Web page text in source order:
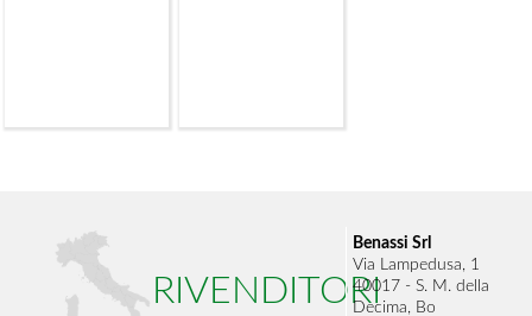
RIVENDITORI
Benassi Srl
Via Lampedusa, 1
40017 - S. M. della
Decima, Bo